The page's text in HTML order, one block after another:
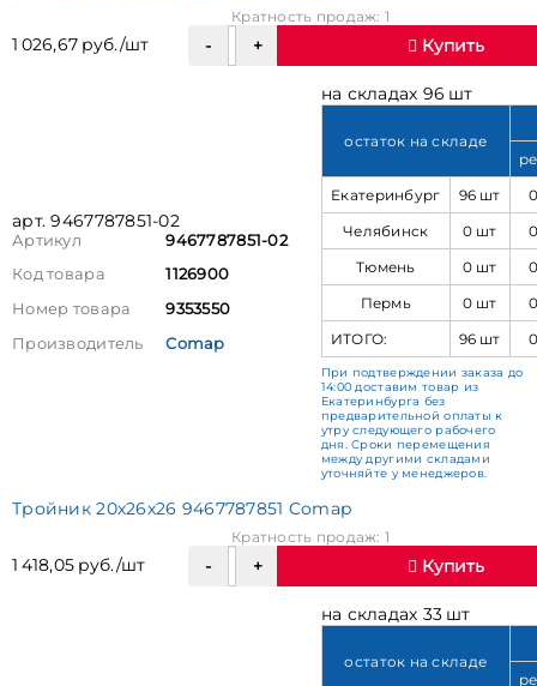
1 026,67 руб./шт
Кратность продаж: 1
Купить
арт. 9467787851-02
Артикул
9467787851-02
Код товара
1126900
Номер товара
9353550
Производитель
Comap
на складах 96 шт
остаток на складе
Екатеринбург
96 шт
Челябинск
0 шт
Тюмень
0 шт
Пермь
0 шт
ИТОГО:
96 шт
При подтверждении заказа до
14:00 доставим товар из
Екатеринбурга без
предварительной оплаты к
утру следующего рабочего
дня. Сроки перемещения
между другими складами
уточняйте у менеджеров.
Тройник 20х26х26 9467787851 Comap
1 418,05 руб./шт
Кратность продаж: 1
Купить
на складах 33 шт
остаток на складе